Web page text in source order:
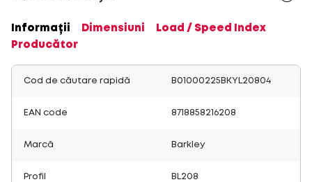
Informații Dimensiuni
Load / Speed Index
Producător
Cod de căutare rapidă B01000225BKYL20804
EAN code 8718858216208
Marcă Barkley
Profil BL208